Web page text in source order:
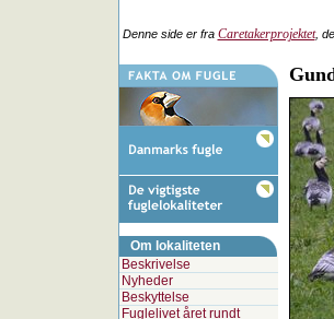
Denne side er fra Caretakerprojektet,
Om lokaliteten
Beskrivelse
Nyheder
Beskyttelse
Fuglelivet året rundt